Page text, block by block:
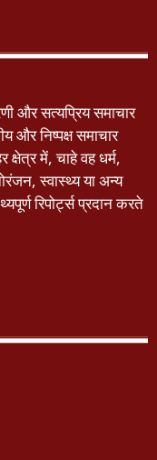
सत्यप्रिय समाचार
और निष्पक्ष समाचार
में, चाहे वह धर्म,
स्वास्थ्य या अन्य
रिपोर्ट्स प्रदान करते